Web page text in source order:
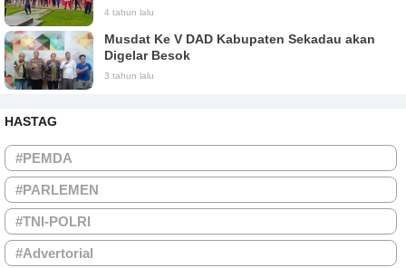
4 tahun lalu
Musdat Ke V DAD Kabupaten Sekadau akan
Digelar Besok
3 tahun lalu
HASTAG
#PEMDA
#PARLEMEN
#TNI-POLRI
#Advertorial